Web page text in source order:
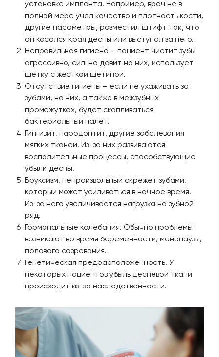
установке импланта. Например, врач не в
полной мере учел качество и плотность кости,
другие параметры, разместил штифт так, что
он касался края десны или выступал за него.
Неправильная гигиена – пациент чистит зубы
агрессивно, сильно давит на них, использует
щетку с жесткой щетиной.
Отсутствие гигиены – если не ухаживать за
зубами, на них, а также в межзубных
промежутках, будет скапливаться
бактериальный налет.
Гингивит, пародонтит, другие заболевания
мягких тканей. Из-за них развиваются
воспалительные процессы, способствующие
убыли десны.
Бруксизм, непроизвольный скрежет зубами,
который может усиливаться в ночное время.
Из-за него увеличивается нагрузка на зубной
ряд.
Гормональные колебания. Обычно проблемы
возникают во время беременности, менопаузы,
полового созревания.
Генетическая предрасположенность. У
некоторых пациентов убыль десневой ткани
происходит из-за наследственности.